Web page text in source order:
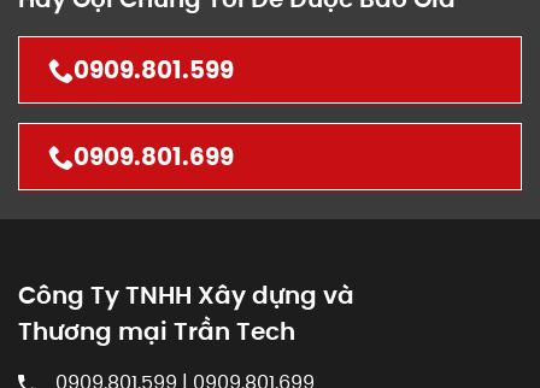
0909.801.599
0909.801.699
Công Ty TNHH Xây dựng và
Thương mại Trần Tech